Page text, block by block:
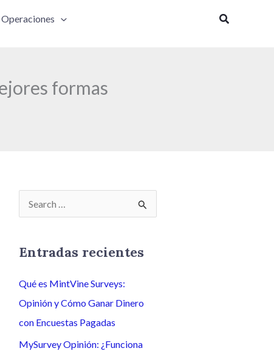
Operaciones Buscar
formas
s
a
r
p
o
Entradas recientes
Qué es MintVine Surveys:
Opinión y Cómo Ganar Dinero
con Encuestas Pagadas
MySurvey Opinión: ¿Funciona